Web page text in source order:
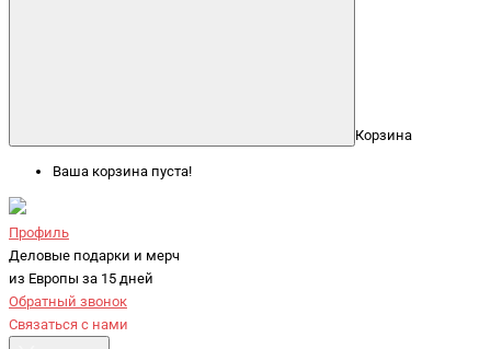
Корзина
Ваша корзина пуста!
Профиль
Деловые подарки и мерч
из Европы за 15 дней
Обратный звонок
Связаться с нами